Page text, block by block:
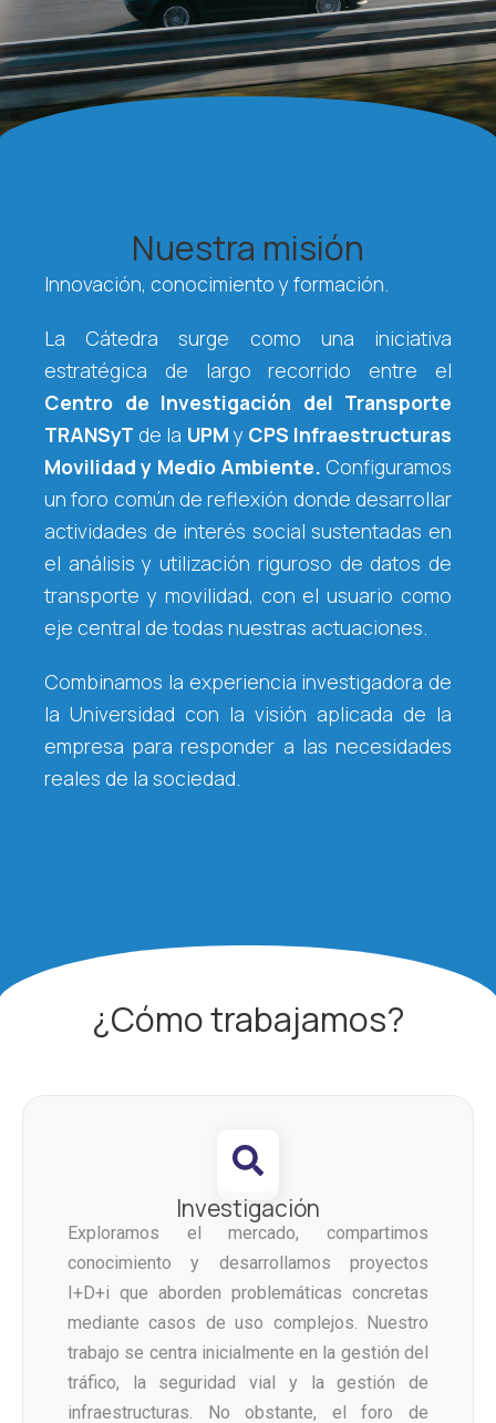
Nuestra misión
Innovación, conocimiento y formación.
La Cátedra surge como una iniciativa
estratégica de largo recorrido entre el
Centro de Investigación del Transporte
TRANSyT de la UPM y CPS Infraestructuras
Movilidad y Medio Ambiente. Configuramos
un foro común de reflexión donde desarrollar
actividades de interés social sustentadas en
el análisis y utilización riguroso de datos de
transporte y movilidad, con el usuario como
eje central de todas nuestras actuaciones.
Combinamos la experiencia investigadora de
la Universidad con la visión aplicada de la
empresa para responder a las necesidades
reales de la sociedad.
¿Cómo trabajamos?
Investigación
Exploramos el mercado, compartimos
conocimiento y desarrollamos proyectos
I+D+i que aborden problemáticas concretas
mediante casos de uso complejos. Nuestro
trabajo se centra inicialmente en la gestión del
tráfico, la seguridad vial y la gestión de
infraestructuras. No obstante, el foro de